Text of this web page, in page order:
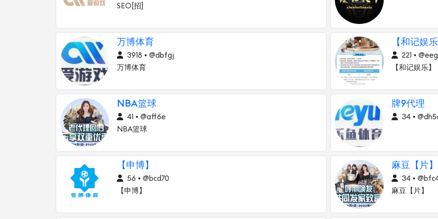
SEO[招]
万博体育
3918 • @dbfgj
万博体育
【和记娱乐
221 •
【和记娱乐】
NBA篮球
41 • @aff6e
NBA篮球
牌9代理
34 •
【申博】
56 • @bcd70
【申博】
麻豆【片】
34 •
麻豆【片】